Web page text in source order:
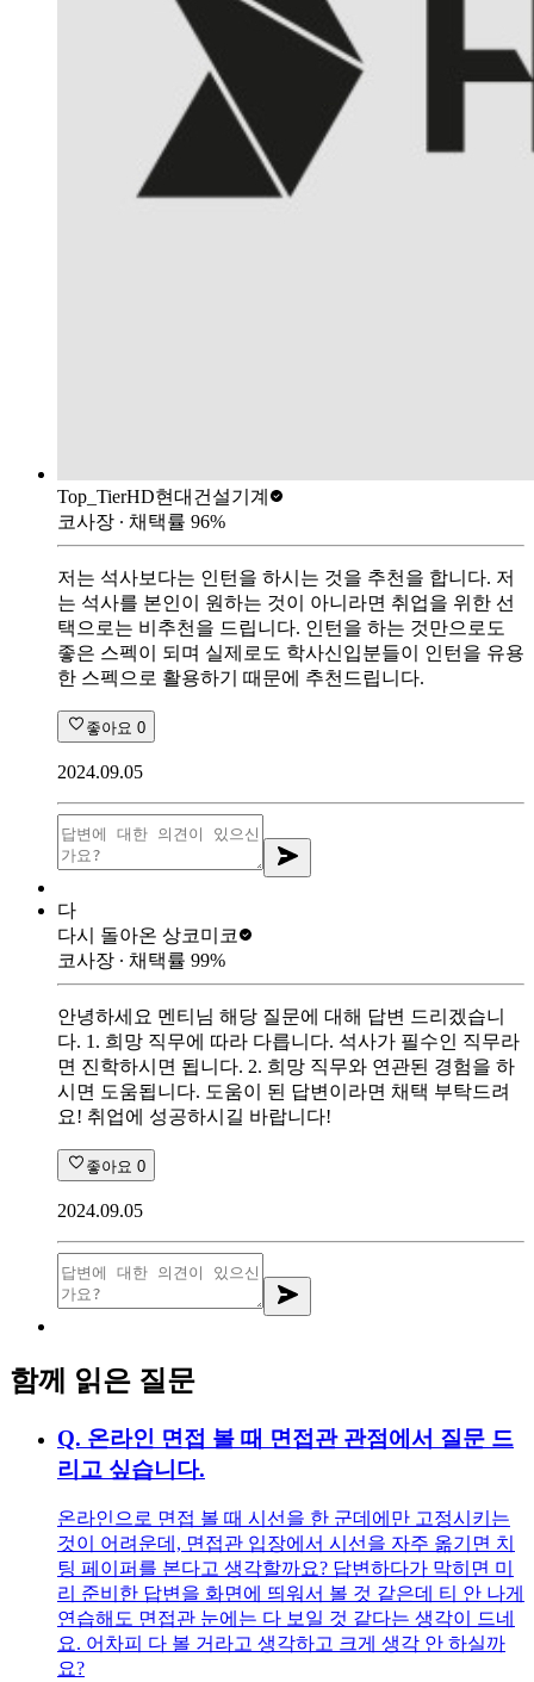
Top_TierHD현대건설기계
코사장 ∙ 채택률 96%
저는 석사보다는 인턴을 하시는 것을 추천을 합니다. 저
는 석사를 본인이 원하는 것이 아니라면 취업을 위한 선
택으로는 비추천을 드립니다. 인턴을 하는 것만으로도
좋은 스펙이 되며 실제로도 학사신입분들이 인턴을 유용
한 스펙으로 활용하기 때문에 추천드립니다.
좋아요 0
2024.09.05
다
다시 돌아온 상코미코
코사장 ∙ 채택률 99%
안녕하세요 멘티님 해당 질문에 대해 답변 드리겠습니
다. 1. 희망 직무에 따라 다릅니다. 석사가 필수인 직무라
면 진학하시면 됩니다. 2. 희망 직무와 연관된 경험을 하
시면 도움됩니다. 도움이 된 답변이라면 채택 부탁드려
요! 취업에 성공하시길 바랍니다!
좋아요 0
2024.09.05
함께 읽은 질문
Q. 온라인 면접 볼 때 면접관 관점에서 질문 드
리고 싶습니다.
온라인으로 면접 볼 때 시선을 한 군데에만 고정시키는
것이 어려운데, 면접관 입장에서 시선을 자주 옮기면 치
팅 페이퍼를 본다고 생각할까요? 답변하다가 막히면 미
리 준비한 답변을 화면에 띄워서 볼 것 같은데 티 안 나게
연습해도 면접관 눈에는 다 보일 것 같다는 생각이 드네
요. 어차피 다 볼 거라고 생각하고 크게 생각 안 하실까
요?